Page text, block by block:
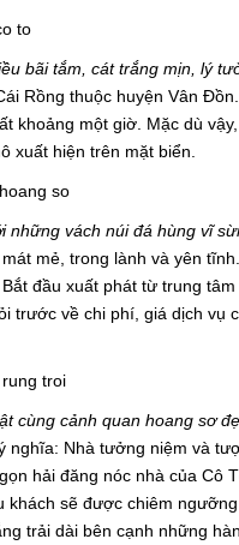
bãi tắm, cát trắng mịn, lý
Rồng thuộc huyện Vân
khoảng một giờ. Mặc dù
xuất hiện trên mặt biển.
vách núi đá hùng vĩ
mẻ, trong lành và yên
đầu xuất phát từ trung
trước về chi phí, giá dịch vụ
cùng cảnh quan hoang sơ
Nhà tưởng niệm và
hải đăng nóc nhà của Cô
sẽ được chiêm
trải dài bên cạnh những